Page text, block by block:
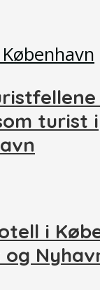
turist i
i